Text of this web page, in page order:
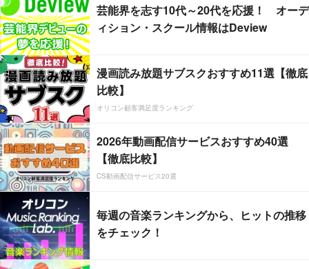
芸能界を志す10代～20代を応援！ オーデ
ィション・スクール情報はDeview
漫画読み放題サブスクおすすめ11選【徹底
比較】
オリコン顧客満足度ランキング
2026年動画配信サービスおすすめ40選
【徹底比較】
CS動画配信サービス20選
毎週の音楽ランキングから、ヒットの推移
をチェック！